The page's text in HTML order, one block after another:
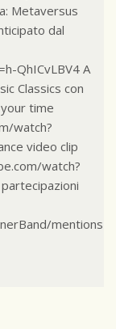
Metaversus
dal
QhICvLBV4 A
Classics con
time
watch?
video clip
watch?
mentions